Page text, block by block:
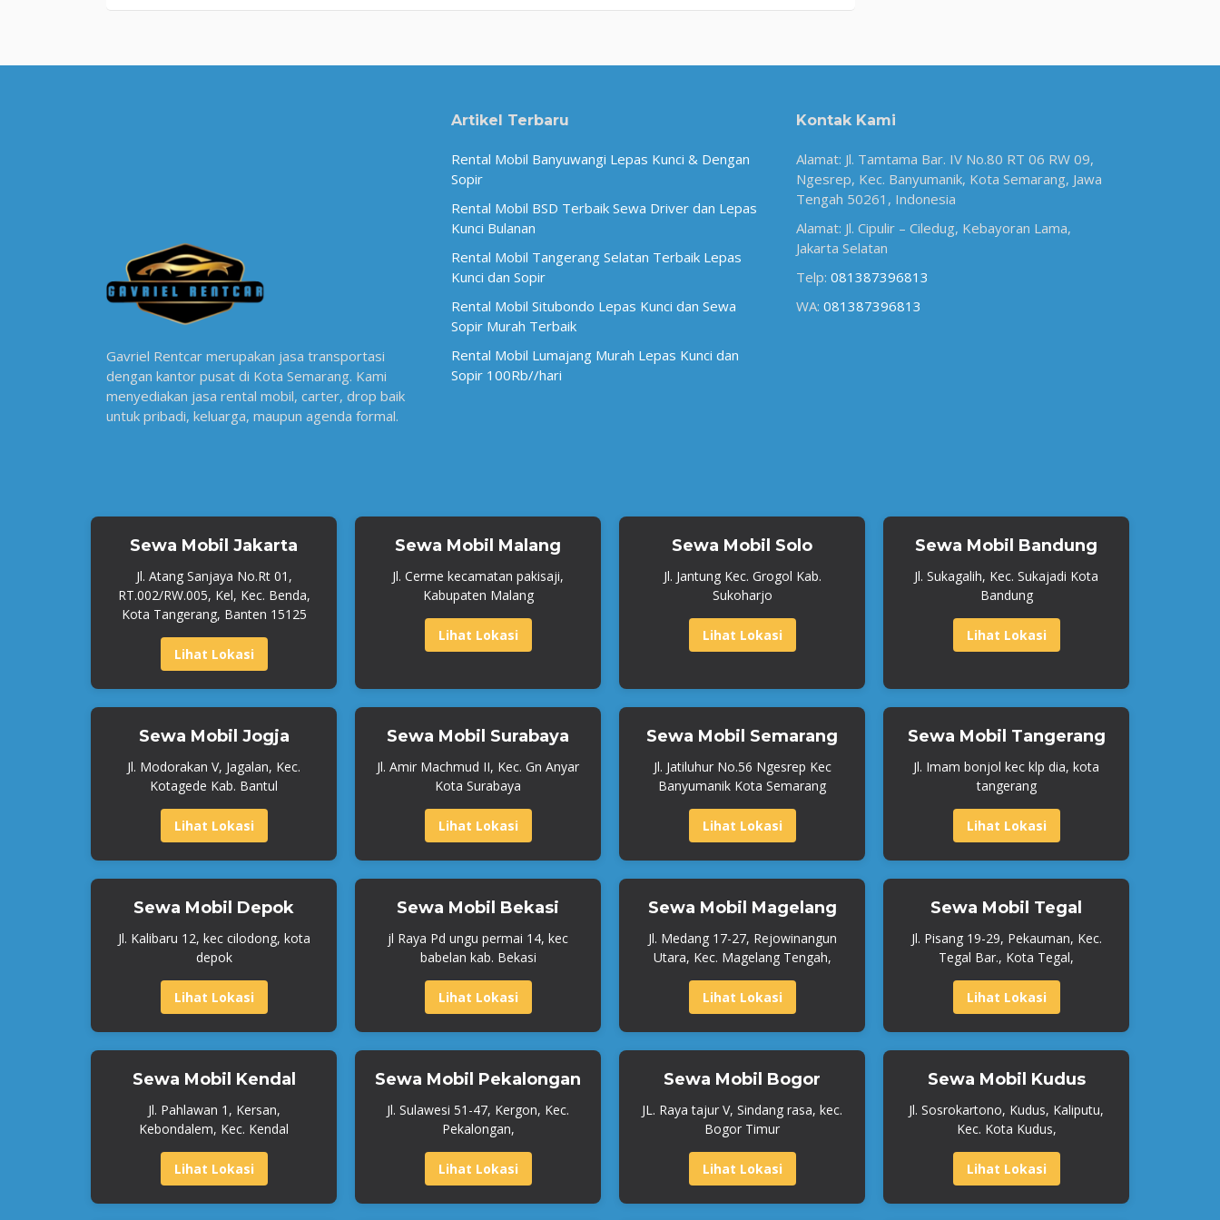
Gavriel Rentcar merupakan jasa transportasi
dengan kantor pusat di Kota Semarang. Kami
menyediakan jasa rental mobil, carter, drop baik
untuk pribadi, keluarga, maupun agenda formal.
Artikel Terbaru
Rental Mobil Banyuwangi Lepas Kunci & Dengan
Sopir
Rental Mobil BSD Terbaik Sewa Driver dan Lepas
Kunci Bulanan
Rental Mobil Tangerang Selatan Terbaik Lepas
Kunci dan Sopir
Rental Mobil Situbondo Lepas Kunci dan Sewa
Sopir Murah Terbaik
Rental Mobil Lumajang Murah Lepas Kunci dan
Sopir 100Rb//hari
Kontak Kami
Alamat: Jl. Tamtama Bar. IV No.80 RT 06 RW 09,
Ngesrep, Kec. Banyumanik, Kota Semarang, Jawa
Tengah 50261, Indonesia
Alamat: Jl. Cipulir – Ciledug, Kebayoran Lama,
Jakarta Selatan
Telp: 081387396813
WA: 081387396813
Sewa Mobil Jakarta
Jl. Atang Sanjaya No.Rt 01,
RT.002/RW.005, Kel, Kec. Benda,
Kota Tangerang, Banten 15125
Lihat Lokasi
Sewa Mobil Malang
Jl. Cerme kecamatan pakisaji,
Kabupaten Malang
Lihat Lokasi
Sewa Mobil Solo
Jl. Jantung Kec. Grogol Kab.
Sukoharjo
Lihat Lokasi
Sewa Mobil Bandung
Jl. Sukagalih, Kec. Sukajadi Kota
Bandung
Lihat Lokasi
Sewa Mobil Jogja
Jl. Modorakan V, Jagalan, Kec.
Kotagede Kab. Bantul
Lihat Lokasi
Sewa Mobil Surabaya
Jl. Amir Machmud II, Kec. Gn Anyar
Kota Surabaya
Lihat Lokasi
Sewa Mobil Semarang
Jl. Jatiluhur No.56 Ngesrep Kec
Banyumanik Kota Semarang
Lihat Lokasi
Sewa Mobil Tangerang
Jl. Imam bonjol kec klp dia, kota
tangerang
Lihat Lokasi
Sewa Mobil Depok
Jl. Kalibaru 12, kec cilodong, kota
depok
Lihat Lokasi
Sewa Mobil Bekasi
jl Raya Pd ungu permai 14, kec
babelan kab. Bekasi
Lihat Lokasi
Sewa Mobil Magelang
Jl. Medang 17-27, Rejowinangun
Utara, Kec. Magelang Tengah,
Lihat Lokasi
Sewa Mobil Tegal
Jl. Pisang 19-29, Pekauman, Kec.
Tegal Bar., Kota Tegal,
Lihat Lokasi
Sewa Mobil Kendal
Jl. Pahlawan 1, Kersan,
Kebondalem, Kec. Kendal
Lihat Lokasi
Sewa Mobil Pekalongan
Jl. Sulawesi 51-47, Kergon, Kec.
Pekalongan,
Lihat Lokasi
Sewa Mobil Bogor
JL. Raya tajur V, Sindang rasa, kec.
Bogor Timur
Lihat Lokasi
Sewa Mobil Kudus
Jl. Sosrokartono, Kudus, Kaliputu,
Kec. Kota Kudus,
Lihat Lokasi